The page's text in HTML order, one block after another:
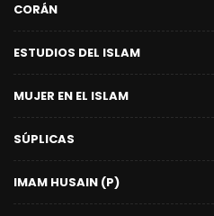
CORÁN
ESTUDIOS DEL ISLAM
MUJER EN EL ISLAM
SÚPLICAS
IMAM HUSAIN (P)